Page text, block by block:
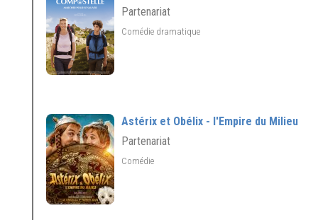
Partenariat
Comédie dramatique
Astérix et Obélix - l'Empire du Milieu
Partenariat
Comédie